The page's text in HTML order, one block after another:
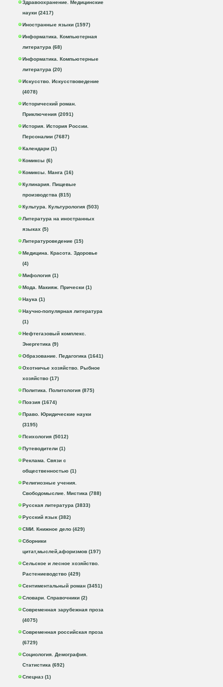
Здравоохранение. Медицинские
науки (2417)
Иностранные языки (1597)
Информатика. Компьютерная
литература (68)
Информатика. Компьютерные
литература (20)
Искусство. Искусствоведение
(4078)
Исторический роман.
Приключения (2091)
История. История России.
Персоналии (7687)
Календари (1)
Комиксы (6)
Комиксы. Манга (16)
Кулинария. Пищевые
производства (815)
Культура. Культурология (503)
Литература на иностранных
языках (5)
Литературоведение (15)
Медицина. Красота. Здоровье
(4)
Мифология (1)
Мода. Макияж. Прически (1)
Наука (1)
Научно-популярная литература
(1)
Нефтегазовый комплекс.
Энергетика (9)
Образование. Педагогика (1641)
Охотничье хозяйство. Рыбное
хозяйство (17)
Политика. Политология (875)
Поэзия (1674)
Право. Юридические науки
(3195)
Психология (5012)
Путеводители (1)
Реклама. Связи с
общественностью (1)
Религиозные учения.
Свободомыслие. Мистика (788)
Русская литература (3833)
Русский язык (382)
СМИ. Книжное дело (429)
Сборники
цитат,мыслей,афоризмов (197)
Сельское и лесное хозяйство.
Растениеводство (429)
Сентиментальный роман (3451)
Словари. Справочники (2)
Современная зарубежная проза
(4075)
Современная российская проза
(6729)
Социология. Демография.
Статистика (692)
Спецназ (1)